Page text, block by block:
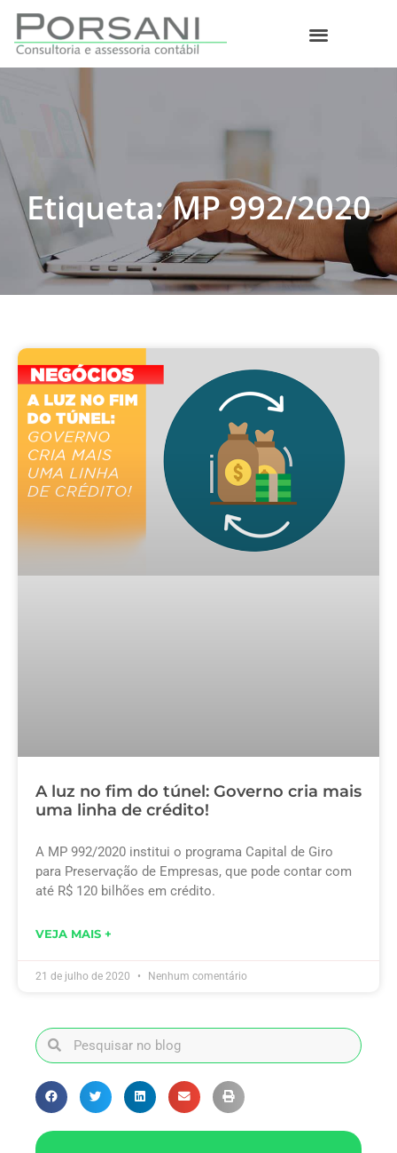
Etiqueta: MP 992/2020
A luz no fim do túnel: Governo cria mais
uma linha de crédito!
A MP 992/2020 institui o programa Capital de Giro
para Preservação de Empresas, que pode contar com
até R$ 120 bilhões em crédito.
VEJA MAIS +
21 de julho de 2020 Nenhum comentário